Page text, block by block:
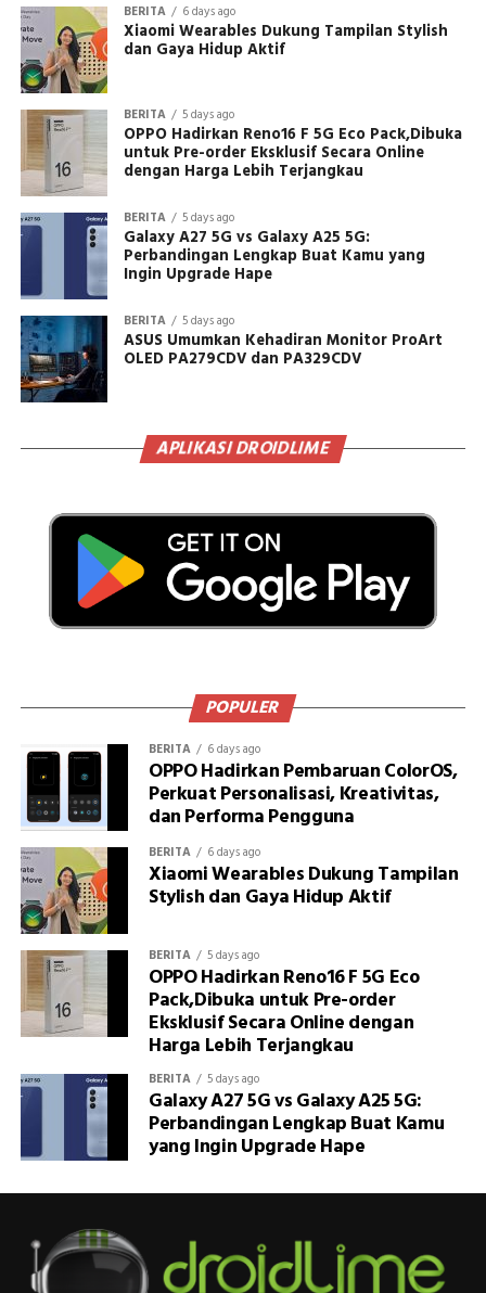
BERITA 6 days ago
Xiaomi Wearables Dukung Tampilan Stylish
dan Gaya Hidup Aktif
BERITA 5 days ago
OPPO Hadirkan Reno16 F 5G Eco Pack,Dibuka
untuk Pre-order Eksklusif Secara Online
dengan Harga Lebih Terjangkau
BERITA 5 days ago
Galaxy A27 5G vs Galaxy A25 5G:
Perbandingan Lengkap Buat Kamu yang
Ingin Upgrade Hape
BERITA 5 days ago
ASUS Umumkan Kehadiran Monitor ProArt
OLED PA279CDV dan PA329CDV
APLIKASI DROIDLIME
POPULER
BERITA 6 days ago
OPPO Hadirkan Pembaruan ColorOS,
Perkuat Personalisasi, Kreativitas,
dan Performa Pengguna
BERITA 6 days ago
Xiaomi Wearables Dukung Tampilan
Stylish dan Gaya Hidup Aktif
BERITA 5 days ago
OPPO Hadirkan Reno16 F 5G Eco
Pack,Dibuka untuk Pre-order
Eksklusif Secara Online dengan
Harga Lebih Terjangkau
BERITA 5 days ago
Galaxy A27 5G vs Galaxy A25 5G:
Perbandingan Lengkap Buat Kamu
yang Ingin Upgrade Hape